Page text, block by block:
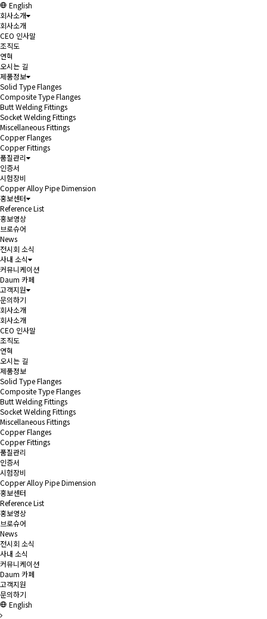
English
회사소개
회사소개
CEO 인사말
조직도
연혁
오시는 길
제품정보
Solid Type Flanges
Composite Type Flanges
Butt Welding Fittings
Socket Welding Fittings
Miscellaneous Fittings
Copper Flanges
Copper Fittings
품질관리
인증서
시험장비
Copper Alloy Pipe Dimension
홍보센터
Reference List
홍보영상
브로슈어
News
전시회 소식
사내 소식
커뮤니케이션
Daum 카페
고객지원
문의하기
회사소개
회사소개
CEO 인사말
조직도
연혁
오시는 길
제품정보
Solid Type Flanges
Composite Type Flanges
Butt Welding Fittings
Socket Welding Fittings
Miscellaneous Fittings
Copper Flanges
Copper Fittings
품질관리
인증서
시험장비
Copper Alloy Pipe Dimension
홍보센터
Reference List
홍보영상
브로슈어
News
전시회 소식
사내 소식
커뮤니케이션
Daum 카페
고객지원
문의하기
English